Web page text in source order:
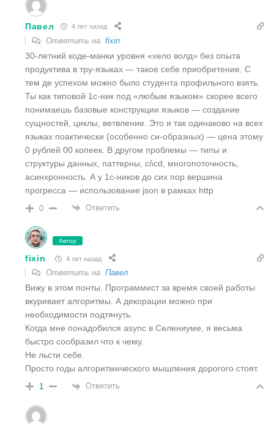
Павел 4 лет назад
Ответить на fixin
30-летний коде-манки уровня «хело волд» без опыта
продуктива в тру-языках — такое себе приобретение. С
тем де успехом можно было студента профильного взять.
Ты как типовой 1с-ник под «любым языком» скорее всего
понимаешь базовые конструкции языков — создание
сущностей, циклы, ветвление. Это и так одинаково на всех
языках поактически (особенно си-образных) — цена этому
0 рублей 00 копеек. В другом проблемы — типы и
структуры данных, паттерны, ci\cd, многопоточность,
асинхронность. А у 1с-ников до сих пор вершина
прогресса — использование json в рамках http
0 Ответить
Автор
fixin 4 лет назад
Ответить на Павел
Вижу в этом понты. Программист за время своей работы
вкуривает алгоритмы. А декорации можно при
необходимости подтянуть.
Когда мне понадобился async в Селениуме, я весьма
быстро сообразил что к чему.
Не льсти себе.
Просто годы алгоритмического мышления дорогого стоят.
1 Ответить